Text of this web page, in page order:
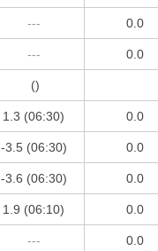
--- 0.0
--- 0.0
()
1.3 (06:30) 0.0
-3.5 (06:30) 0.0
-3.6 (06:30) 0.0
1.9 (06:10) 0.0
--- 0.0